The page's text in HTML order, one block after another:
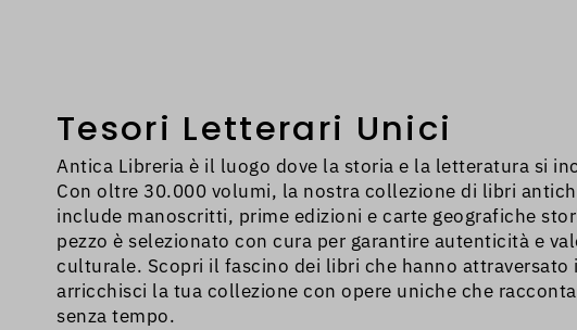
Tesori Letterari Unici
Antica Libreria è il luogo dove la storia e la letteratura si
Con oltre 30.000 volumi, la nostra collezione di libri
include manoscritti, prime edizioni e carte geografiche
pezzo è selezionato con cura per garantire autenticità e
culturale. Scopri il fascino dei libri che hanno attraversato
arricchisci la tua collezione con opere uniche che
senza tempo.